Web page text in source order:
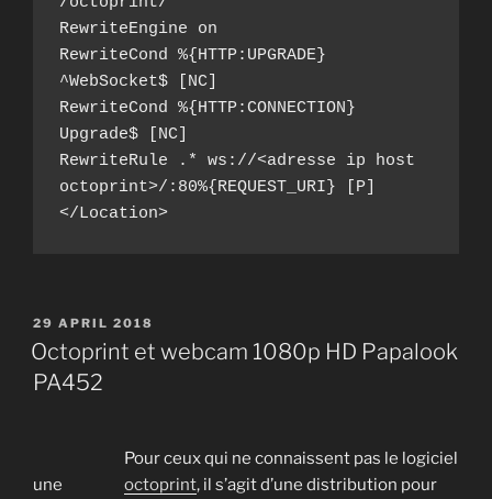
RewriteEngine on
RewriteCond %{HTTP:UPGRADE}
^WebSocket$ [NC]
RewriteCond %{HTTP:CONNECTION}
Upgrade$ [NC]
RewriteRule .* ws://<adresse ip host
octoprint>/:80%{REQUEST_URI} [P]
</Location>
POSTED
ON
29 APRIL 2018
Octoprint et webcam 1080p HD Papalook
PA452
une
Pour ceux qui ne connaissent pas le logiciel
octoprint, il s’agit d’une distribution pour